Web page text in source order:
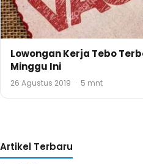
Lowongan Kerja Tebo
Minggu Ini
26 Agustus 2019 · 5 mnt
Artikel Terbaru